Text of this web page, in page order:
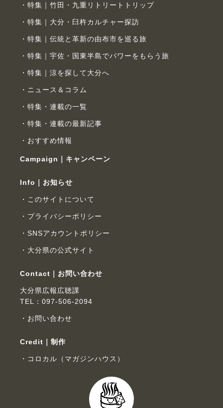
特集｜竹田・九重リトリートトリップ
特集｜大分・臼杵カルチャー探訪
特集｜伝統と革新の由布市を巡る旅
特集｜宇佐・国東半島でパワーをもらう旅
特集｜涼を探して大分へ
ニュース＆コラム
特集・連載の一覧
特集・連載の最新記事
おすすめ情報
Campaign｜キャンペーン
Info｜お知らせ
このサイトについて
プライバシーポリシー
SNSアカウントポリシー
大分県の公式サイト
Contact｜お問い合わせ
大分県広報広聴課
TEL：097-506-2094
お問い合わせ
Credit｜制作
コロカル（マガジンハウス）